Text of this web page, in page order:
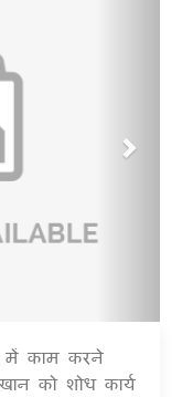
16 Jul 2020
में काम करने
को शोध कार्य